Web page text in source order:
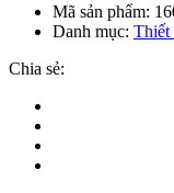
Mã sản phẩm:
Danh mục: Thiết
Chia sẻ: